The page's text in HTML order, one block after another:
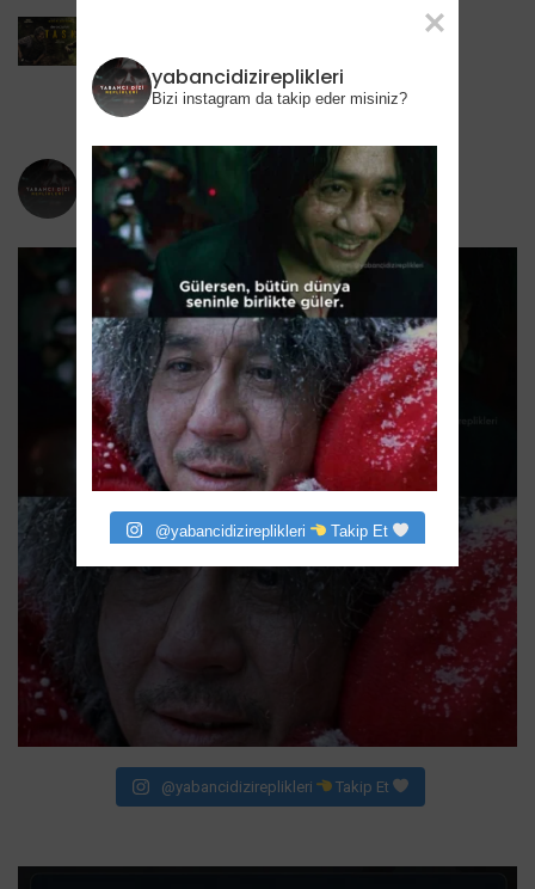
Task 2. Sezona Yenilendi: Mark Ruffalo
HBO’nun Suç Dramanına Geri Dönüyor
6 Ağustos 2026
yabancidizireplikleri
Bizi instagram da takip eder misiniz?
@yabancidizireplikleri Takip Et
yabancidizireplikleri
Bizi instagram da takip eder misiniz?
@yabancidizireplikleri Takip Et